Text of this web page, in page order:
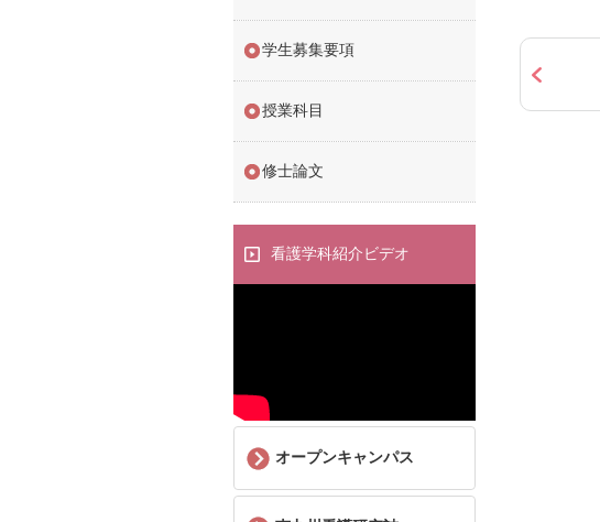
学生募集要項
授業科目
修士論文
看護学科紹介ビデオ
オープンキャンパス